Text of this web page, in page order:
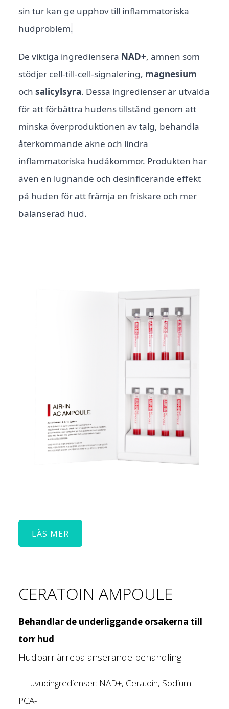
sin tur kan ge upphov till inflammatoriska
hudproblem.
De viktiga ingrediensera NAD+, ämnen som
stödjer cell-till-cell-signalering, magnesium
och salicylsyra. Dessa ingredienser är utvalda
för att förbättra hudens tillstånd genom att
minska överproduktionen av talg, behandla
återkommande akne och lindra
inflammatoriska hudåkommor. Produkten har
även en lugnande och desinficerande effekt
på huden för att främja en friskare och mer
balanserad hud.
LÄS MER
CERATOIN AMPOULE
Behandlar de underliggande orsakerna till
torr hud
Hudbarriärrebalanserande behandling
- Huvudingredienser: NAD+, Ceratoin, Sodium
PCA-